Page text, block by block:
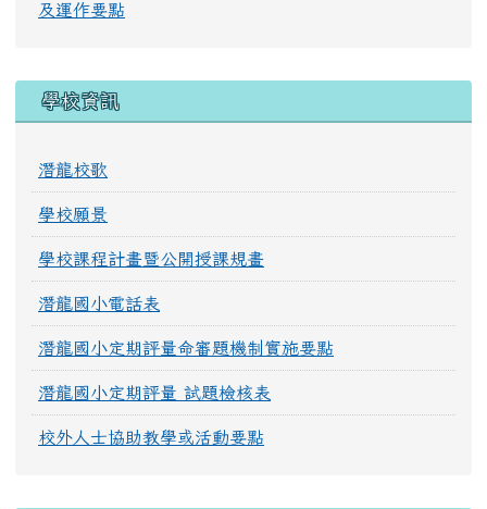
及運作要點
學校資訊
潛龍校歌
學校願景
學校課程計畫暨公開授課規畫
潛龍國小電話表
潛龍國小定期評量命審題機制實施要點
潛龍國小定期評量 試題檢核表
校外人士協助教學或活動要點